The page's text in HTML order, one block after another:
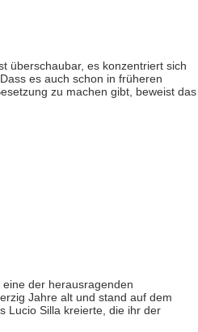
überschaubar, es konzentriert sich
es auch schon in früheren
zu machen gibt, beweist das
der herausragenden
Jahre alt und stand auf dem
Lucio Silla kreierte, die ihr der